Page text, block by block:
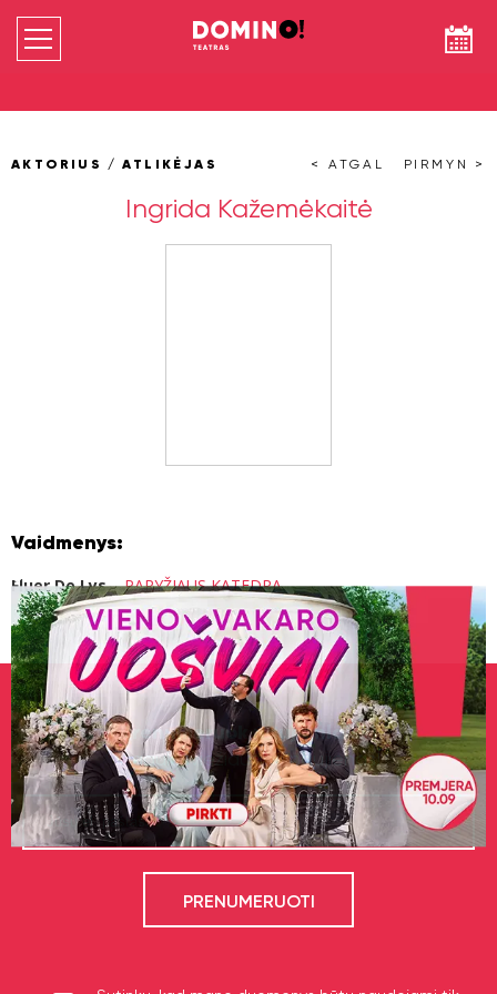
AKTORIUS / ATLIKĖJAS < ATGAL PIRMYN >
Ingrida Kažemėkaitė
Vaidmenys:
Fluer De Lys–PARYŽIAUS KATEDRA
Prenumeruok naujienlaiškį
ir gauk šviežiausias naujienas!